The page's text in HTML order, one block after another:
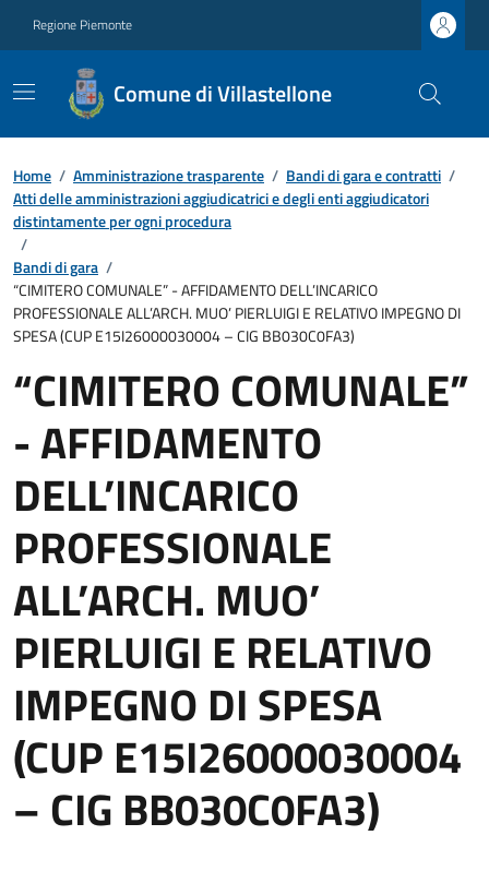
Regione Piemonte
Comune di Villastellone
Home / Amministrazione trasparente / Bandi di gara e contratti /
Atti delle amministrazioni aggiudicatrici e degli enti aggiudicatori
distintamente per ogni procedura
/
Bandi di gara /
“CIMITERO COMUNALE” - AFFIDAMENTO DELL’INCARICO
PROFESSIONALE ALL’ARCH. MUO’ PIERLUIGI E RELATIVO IMPEGNO DI
SPESA (CUP E15I26000030004 – CIG BB030C0FA3)
“CIMITERO COMUNALE”
- AFFIDAMENTO
DELL’INCARICO
PROFESSIONALE
ALL’ARCH. MUO’
PIERLUIGI E RELATIVO
IMPEGNO DI SPESA
(CUP E15I26000030004
– CIG BB030C0FA3)